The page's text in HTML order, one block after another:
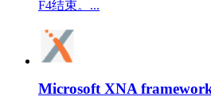
F4结束。...
Microsoft XNA fr